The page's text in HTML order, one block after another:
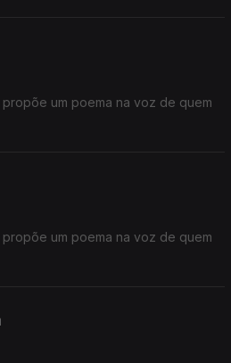
propõe um poema na voz de quem
propõe um poema na voz de quem